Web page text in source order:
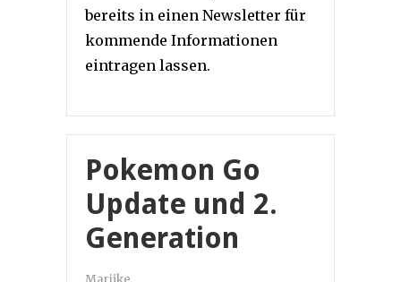
bereits in einen Newsletter für
kommende Informationen
eintragen lassen.
Pokemon Go
Update und 2.
Generation